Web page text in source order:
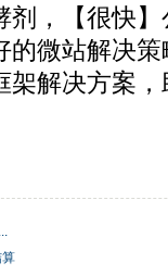
，【很快
微站解决
架解决方案